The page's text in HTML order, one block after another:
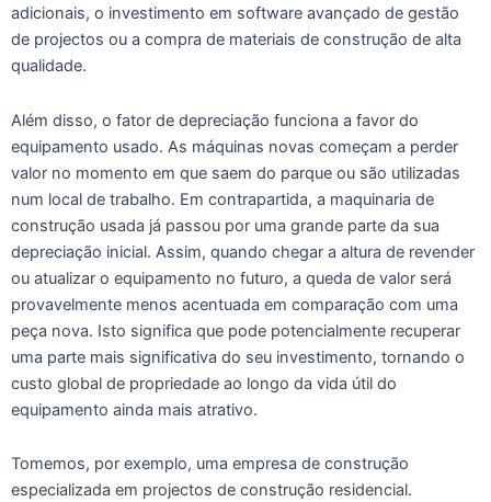
adicionais, o investimento em software avançado de gestão
de projectos ou a compra de materiais de construção de alta
qualidade.
Além disso, o fator de depreciação funciona a favor do
equipamento usado. As máquinas novas começam a perder
valor no momento em que saem do parque ou são utilizadas
num local de trabalho. Em contrapartida, a maquinaria de
construção usada já passou por uma grande parte da sua
depreciação inicial. Assim, quando chegar a altura de revender
ou atualizar o equipamento no futuro, a queda de valor será
provavelmente menos acentuada em comparação com uma
peça nova. Isto significa que pode potencialmente recuperar
uma parte mais significativa do seu investimento, tornando o
custo global de propriedade ao longo da vida útil do
equipamento ainda mais atrativo.
Tomemos, por exemplo, uma empresa de construção
especializada em projectos de construção residencial.